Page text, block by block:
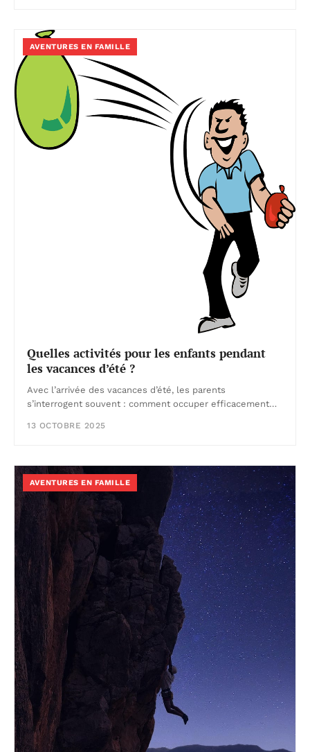
AVENTURES EN FAMILLE
Quelles activités pour les enfants pendant
les vacances d’été ?
Avec l’arrivée des vacances d’été, les parents
s’interrogent souvent : comment occuper efficacement…
13 OCTOBRE 2025
AVENTURES EN FAMILLE